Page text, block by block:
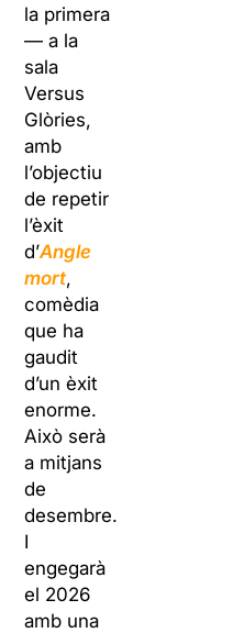
la primera
— a la
sala
Versus
Glòries,
amb
l’objectiu
de repetir
l’èxit
d’Angle
mort,
comèdia
que ha
gaudit
d’un èxit
enorme.
Això serà
a mitjans
de
desembre.
I
engegarà
el 2026
amb una